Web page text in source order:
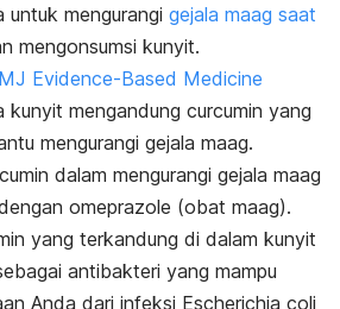
untuk mengurangi gejala maag saat
mengonsumsi kunyit.
Evidence-Based Medicine
kunyit mengandung curcumin yang
mengurangi gejala maag.
dalam mengurangi gejala maag
omeprazole (obat maag).
yang terkandung di dalam kunyit
antibakteri yang mampu
Anda dari infeksi Escherichia coli